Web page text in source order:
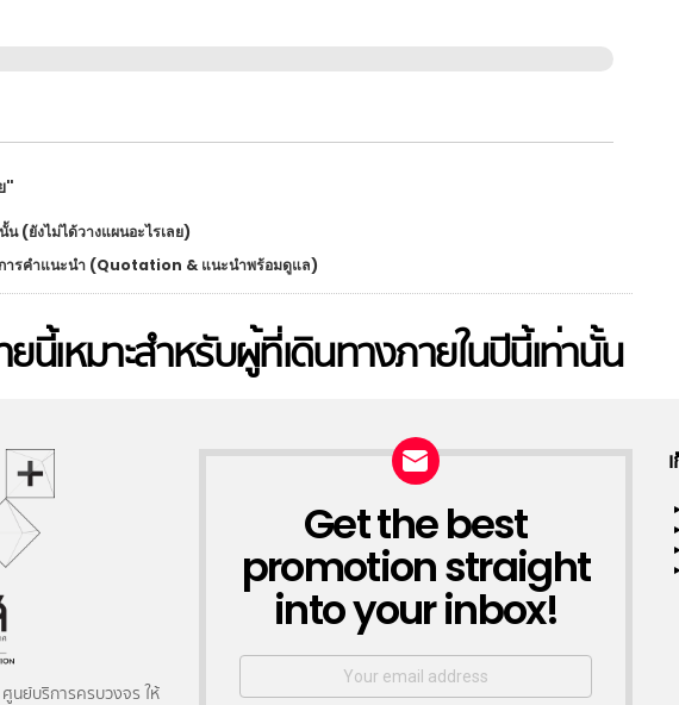
"
น (ยังไม่ได้วางแผนอะไรเลย)
ารคำแนะนำ (Quotation & แนะนำพร้อมดูแล)
ยนี้เหมาะสำหรับผู้ที่เดินทางภายในปีนี้เท่านั้น
นย์บริการครบวงจร ให้
NEWSLETTER
Get the best
promotion straight
into your inbox!
Email